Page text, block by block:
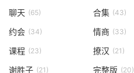
聊天 (65) 合集 (43)
约会 (34) 情商 (33)
课程 (23) 撩汉 (21)
谢胜子 (21) 完整版 (20)